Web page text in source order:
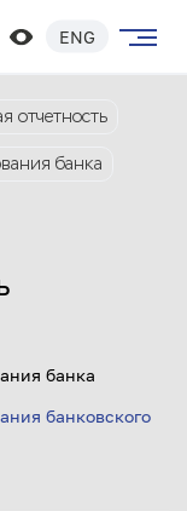
ENG
отчетность
банка
банка
банковского